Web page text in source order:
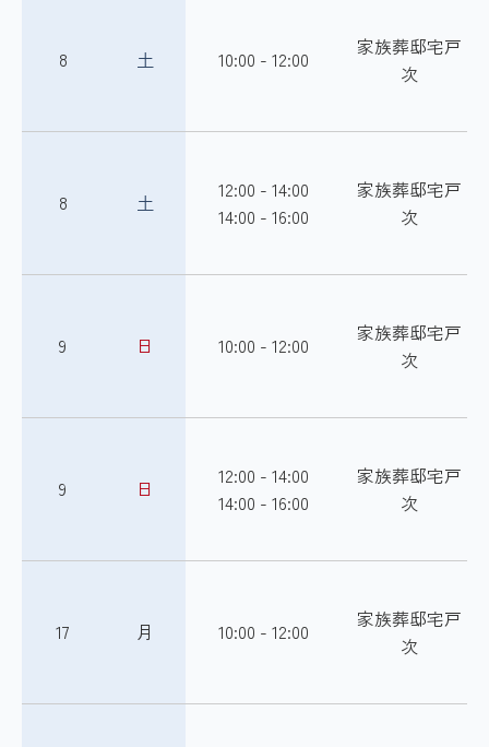
8 土 10:00 - 12:00
家族葬邸宅戸
次
8 土
12:00 - 14:00
14:00 - 16:00
家族葬邸宅戸
次
9 日 10:00 - 12:00
家族葬邸宅戸
次
9 日
12:00 - 14:00
14:00 - 16:00
家族葬邸宅戸
次
17 月 10:00 - 12:00
家族葬邸宅戸
次